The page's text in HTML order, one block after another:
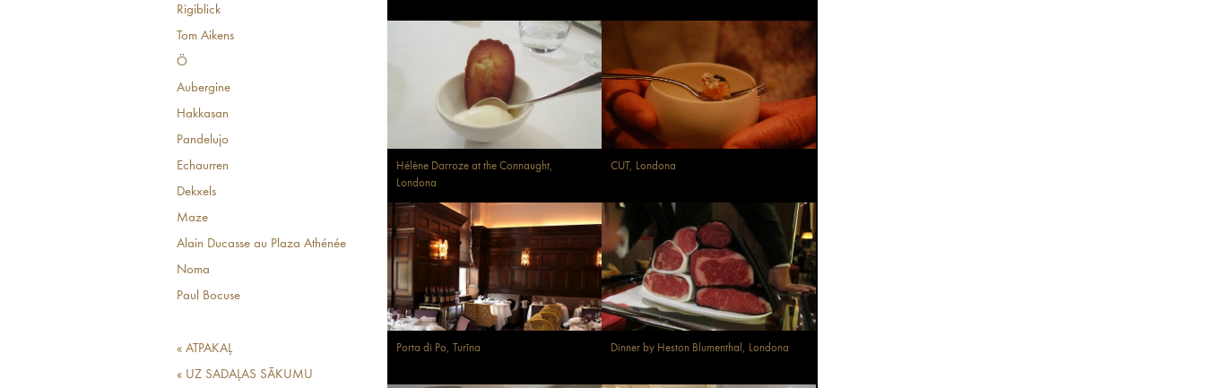
Rigiblick
Tom Aikens
Ö
Aubergine
Hakkasan
Pandelujo
Echaurren
Dekxels
Maze
Alain Ducasse au Plaza Athénée
Noma
Paul Bocuse
« ATPAKAĻ
« UZ SADAĻAS SĀKUMU
Hélène Darroze at the Connaught,
Londona
CUT, Londona
Porta di Po, Turīna Dinner by Heston Blumenthal, Londona